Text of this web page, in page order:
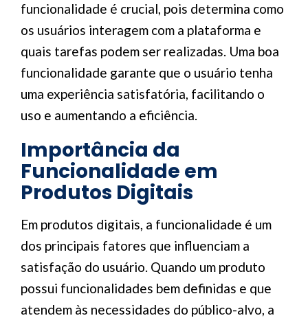
funcionalidade é crucial, pois determina como
os usuários interagem com a plataforma e
quais tarefas podem ser realizadas. Uma boa
funcionalidade garante que o usuário tenha
uma experiência satisfatória, facilitando o
uso e aumentando a eficiência.
Importância da
Funcionalidade em
Produtos Digitais
Em produtos digitais, a funcionalidade é um
dos principais fatores que influenciam a
satisfação do usuário. Quando um produto
possui funcionalidades bem definidas e que
atendem às necessidades do público-alvo, a